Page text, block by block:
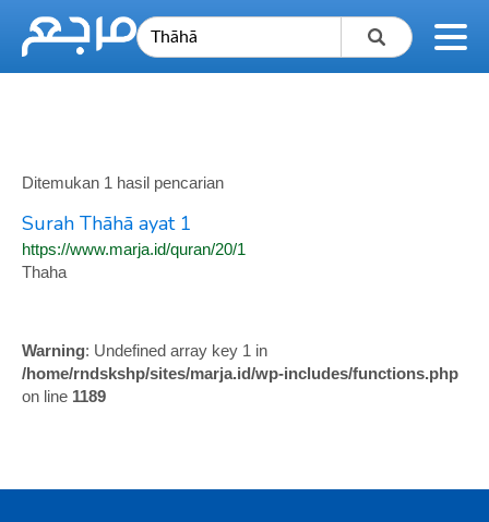
Ditemukan 1 hasil pencarian
Surah Thāhā ayat 1
https://www.marja.id/quran/20/1
Thaha
Warning: Undefined array key 1 in
/home/rndskshp/sites/marja.id/wp-includes/functions.php
on line 1189